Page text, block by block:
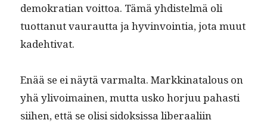
demokra­t­ian voit­toa. Tämä yhdis­telmä oli
tuot­tanut vau­raut­ta ja hyv­in­voin­tia, jota muut
kadehtivat.
Enää se ei näytä var­mal­ta. Markki­na­t­alous on
yhä ylivoimainen, mut­ta usko hor­juu pahasti
siihen, että se olisi sidok­sis­sa lib­er­aali­in